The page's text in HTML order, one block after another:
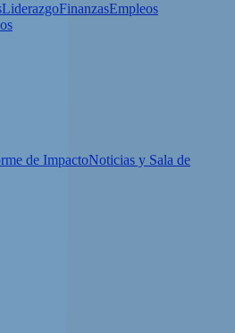
LiderazgoFinanzasEmpleos
de ImpactoNoticias y Sala de